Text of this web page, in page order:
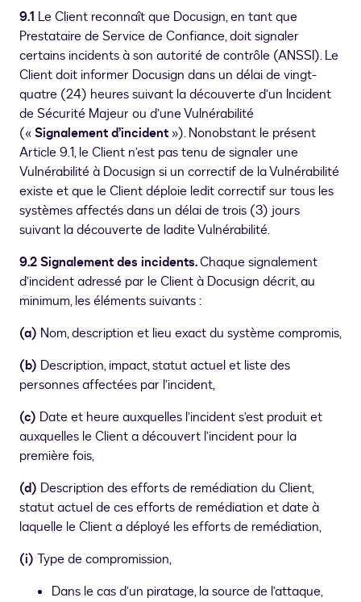
9.1 Le Client reconnaît que Docusign, en tant que
Prestataire de Service de Confiance, doit signaler
certains incidents à son autorité de contrôle (ANSSI). Le
Client doit informer Docusign dans un délai de vingt-
quatre (24) heures suivant la découverte d’un Incident
de Sécurité Majeur ou d’une Vulnérabilité
(«Signalement d’incident »). Nonobstant le présent
Article 9.1, le Client n’est pas tenu de signaler une
Vulnérabilité à Docusign si un correctif de la Vulnérabilité
existe et que le Client déploie ledit correctif sur tous les
systèmes affectés dans un délai de trois (3) jours
suivant la découverte de ladite Vulnérabilité.
9.2 Signalement des incidents.Chaque signalement
d’incident adressé par le Client à Docusign décrit, au
minimum, les éléments suivants :
(a) Nom, description et lieu exact du système compromis,
(b) Description, impact, statut actuel et liste des
personnes affectées par l’incident,
(c) Date et heure auxquelles l’incident s’est produit et
auxquelles le Client a découvert l’incident pour la
première fois,
(d) Description des efforts de remédiation du Client,
statut actuel de ces efforts de remédiation et date à
laquelle le Client a déployé les efforts de remédiation,
(i) Type de compromission,
Dans le cas d’un piratage, la source de l’attaque,